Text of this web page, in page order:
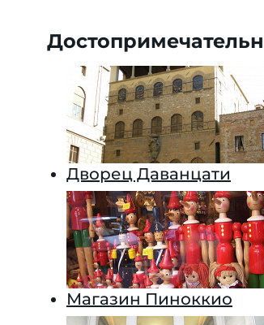
Дворец Даванцати
Магазин Пиноккио